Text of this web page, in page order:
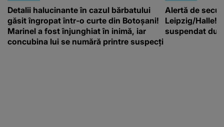
Detalii halucinante în cazul bărbatului
găsit îngropat într-o curte din Botoșani!
Marinel a fost înjunghiat în inimă, iar
concubina lui se numără printre suspecți
Alertă de
Leipzig/Halle!
suspendat